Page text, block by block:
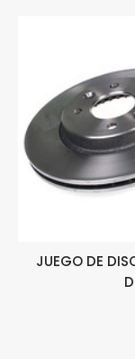
JUEGO DE